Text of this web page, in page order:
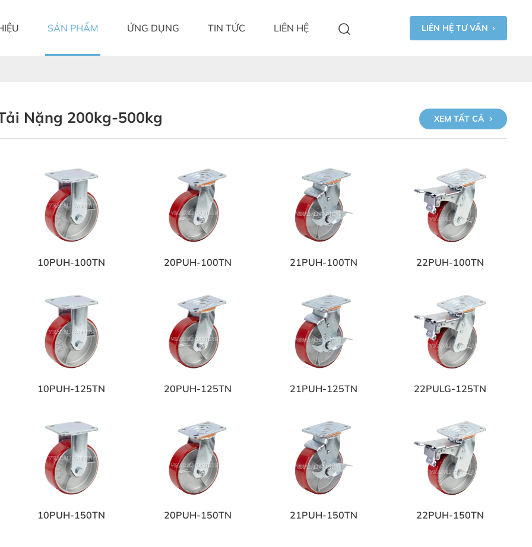
SẢN PHẨM ỨNG DỤNG TIN TỨC LIÊN HỆ LIÊN HỆ TƯ VẤN
Nặng 200kg-500kg XEM TẤT CẢ
10PUH-100TN 20PUH-100TN 21PUH-100TN 22PUH-100TN
10PUH-125TN 20PUH-125TN 21PUH-125TN 22PULG-125TN
10PUH-150TN 20PUH-150TN 21PUH-150TN 22PUH-150TN